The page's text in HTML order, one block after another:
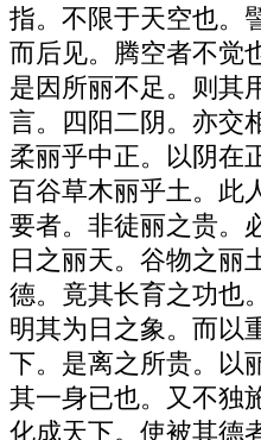
指。不限于天空也。
而后见。腾空者不觉
是因所丽不足。则其
言。四阳二阴。亦交
柔丽乎中正。以阴在
百谷草木丽乎土。此
要者。非徒丽之贵。
日之丽天。谷物之丽
德。竟其长育之功也
明其为日之象。而以
下。是离之所贵。以
其一身已也。又不独
化成天下。使被其德